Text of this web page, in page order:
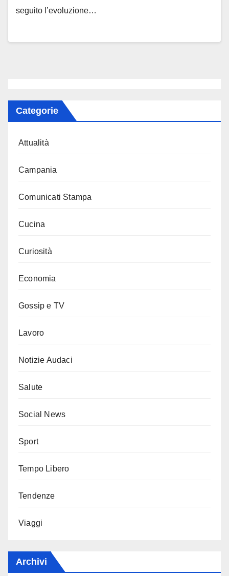
seguito l’evoluzione…
Categorie
Attualità
Campania
Comunicati Stampa
Cucina
Curiosità
Economia
Gossip e TV
Lavoro
Notizie Audaci
Salute
Social News
Sport
Tempo Libero
Tendenze
Viaggi
Archivi